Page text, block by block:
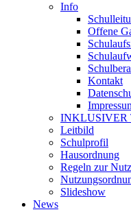
Info
Offene
Kontakt
INKLUSIVER
Leitbild
Schulprofil
Hausordnung
Regeln zur
Slideshow
News